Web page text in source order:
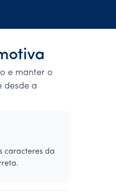
e manter o
desde a
caracteres da